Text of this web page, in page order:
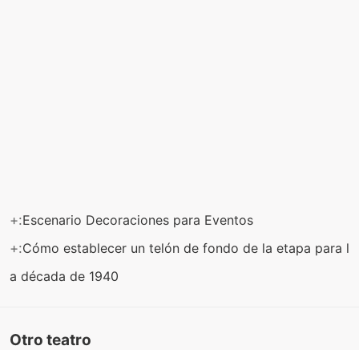
+:Escenario Decoraciones para Eventos
+:Cómo establecer un telón de fondo de la etapa para l
a década de 1940
Otro teatro